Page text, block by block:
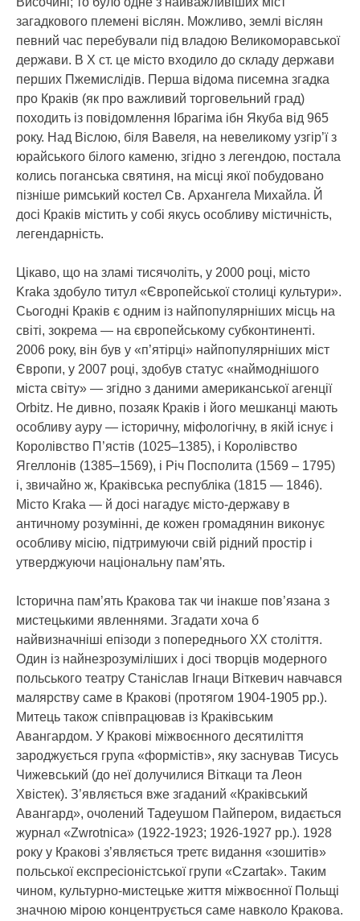
загадкового племені віслян. Можливо, землі віслян
певний час перебували під владою Великоморавської
держави. В Х ст. це місто входило до складу держави
перших Пжемислідів. Перша відома писемна згадка
про Краків (як про важливий торговельний град)
походить із повідомлення Ібрагіма ібн Якуба від 965
року. Над Віслою, біля Вавеля, на невеликому узгір’ї з
юрайського білого каменю, згідно з легендою, постала
колись поганська святиня, на місці якої побудовано
пізніше римський костел Св. Архангела Михайла. Й
досі Краків містить у собі якусь особливу містичність,
легендарність.
Цікаво, що на зламі тисячоліть, у 2000 році, місто
Kraka здобуло титул «Європейської столиці культури».
Сьогодні Краків є одним із найпопулярніших місць на
світі, зокрема — на європейському субконтиненті.
2006 року, він був у «п’ятірці» найпопулярніших міст
Європи, у 2007 році, здобув статус «наймоднішого
міста світу» — згідно з даними американської агенції
Orbitz. Не дивно, позаяк Краків і його мешканці мають
особливу ауру — історичну, міфологічну, в якій існує і
Королівство П’ястів (1025–1385), і Королівство
Ягеллонів (1385–1569), і Річ Посполита (1569 – 1795)
і, звичайно ж, Краківська республіка (1815 — 1846).
Місто Kraka — й досі нагадує місто-державу в
античному розумінні, де кожен громадянин виконує
особливу місію, підтримуючи свій рідний простір і
утверджуючи національну пам’ять.
Історична пам’ять Кракова так чи інакше пов’язана з
мистецькими явленнями. Згадати хоча б
найвизначніші епізоди з попереднього ХХ століття.
Один із найнезрозуміліших і досі творців модерного
польського театру Станіслав Ігнаци Віткевич навчався
малярству саме в Кракові (протягом 1904-1905 рр.).
Митець також співпрацював із Краківським
Авангардом. У Кракові міжвоєнного десятиліття
зароджується група «формістів», яку заснував Тисусь
Чижевський (до неї долучилися Віткаци та Леон
Хвістек). З’являється вже згаданий «Краківський
Авангард», очолений Тадеушом Пайпером, видається
журнал «Zwrotnica» (1922-1923; 1926-1927 рр.). 1928
року у Кракові з’являється третє видання «зошитів»
польської експресіоністської групи «Czartak». Таким
чином, культурно-мистецьке життя міжвоєнної Польщі
значною мірою концентрується саме навколо Кракова.